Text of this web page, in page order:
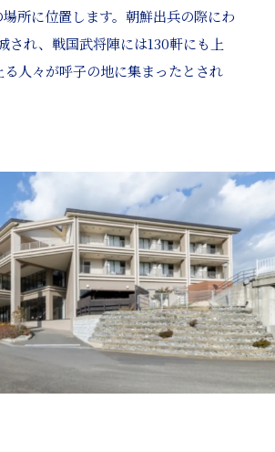
所に位置します。朝鮮出兵の際にわ
され、戦国武将陣には130軒にも上
る人々が呼子の地に集まったとされ